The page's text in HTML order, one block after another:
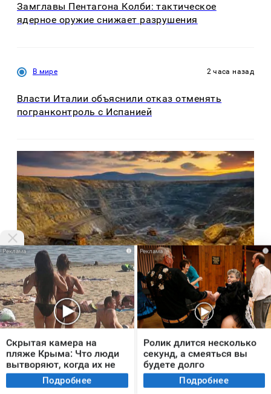
Замглавы Пентагона Колби: тактическое
ядерное оружие снижает разрушения
В мире 2 часа назад
Власти Италии объяснили отказ отменять
погранконтроль с Испанией
В мире 7 часов назад
Sohu: больше, чем все запасы золота
Китая — России достались огромные
сокровища
i
Скрытая камера на
пляже Крыма: Что люди
вытворяют, когда их не
видят... Подробнее
i
Ролик длится несколько
секунд, а смеяться вы
будете долго
Подробнее